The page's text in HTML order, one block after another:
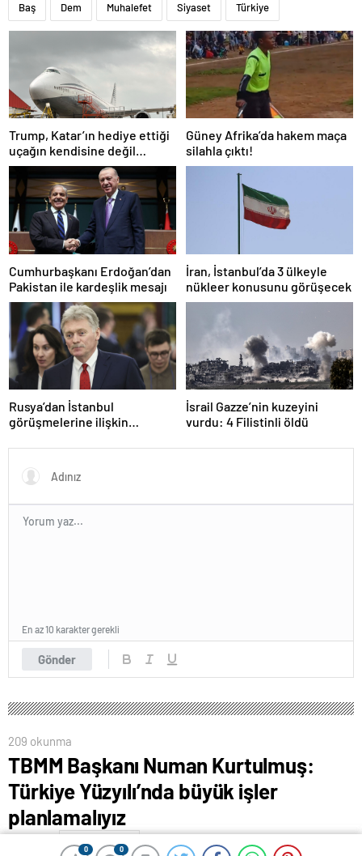
0 0
Baş Dem Muhalefet Siyaset Türkiye
Trump, Katar’ın hediye ettiği
uçağın kendisine değil
Pentagon’a verileceğini
açıkladı
Güney Afrika’da hakem maça
silahla çıktı!
Cumhurbaşkanı Erdoğan’dan
Pakistan ile kardeşlik mesajı
İran, İstanbul’da 3 ülkeyle
nükleer konusunu görüşecek
Rusya’dan İstanbul
görüşmelerine ilişkin
İsrail Gazze’nin kuzeyini
vurdu: 4 Filistinli öldü
Gönder
En az 10 karakter gerekli
209 okunma
TBMM Başkanı Numan Kurtulmuş:
Türkiye Yüzyılı’nda büyük işler
planlamalıyız
News
0 0